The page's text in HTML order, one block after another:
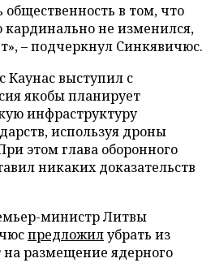
общественность в том, что
кардинально не изменился,
– подчеркнул Синкявичюс.
Каунас выступил с
якобы планирует
инфраструктуру
используя дроны
этом глава оборонного
никаких доказательств
министр Литвы
предложилубрать из
на размещение ядерного